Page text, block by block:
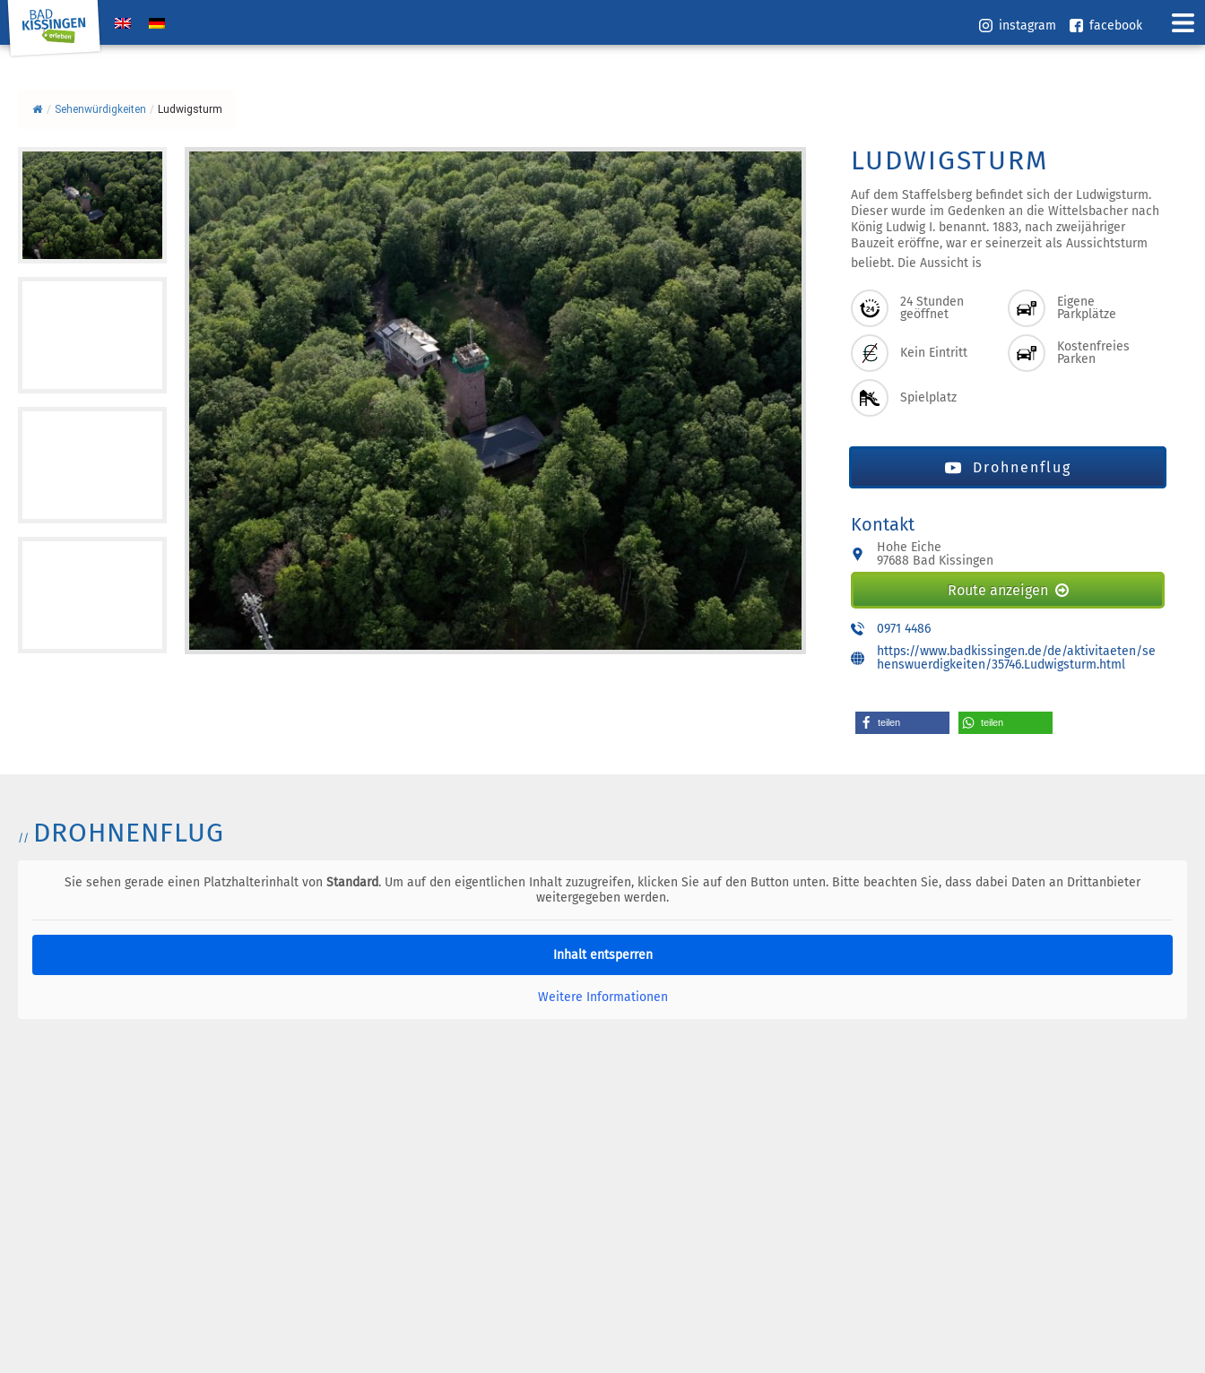
instagram facebook
/ Sehenwürdigkeiten / Ludwigsturm
LUDWIGSTURM
Auf dem Staffelsberg befindet sich der Ludwigsturm.
Dieser wurde im Gedenken an die Wittelsbacher nach
König Ludwig I. benannt. 1883, nach zweijähriger
Bauzeit eröffne, war er seinerzeit als Aussichtsturm
beliebt. Die Aussicht is
24 Stunden
geöffnet
Eigene
Parkplätze
Kein Eintritt
Kostenfreies
Parken
Spielplatz
Drohnenflug
Kontakt
Hohe Eiche
97688 Bad Kissingen
Route anzeigen
0971 4486
https://www.badkissingen.de/de/aktivitaeten/se
henswuerdigkeiten/35746.Ludwigsturm.html
teilen teilen
DROHNENFLUG
Sie sehen gerade einen Platzhalterinhalt von Standard. Um auf den eigentlichen Inhalt zuzugreifen, klicken Sie auf den Button unten. Bitte beachten Sie, dass dabei Daten an Drittanbieter
weitergegeben werden.
Inhalt entsperren
Weitere Informationen